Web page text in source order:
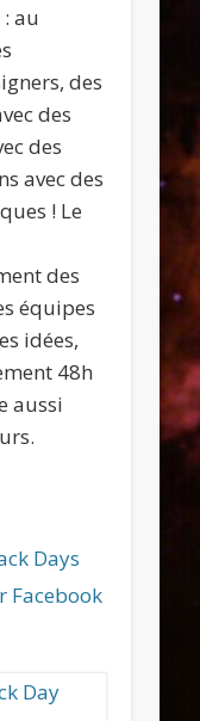
au
des
des
des
avec des
! Le
des
équipes
idées,
48h
aussi
Days
Facebook